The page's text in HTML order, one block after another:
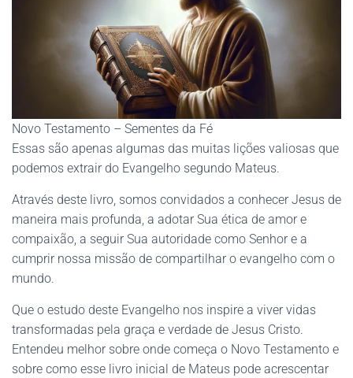
Novo Testamento – Sementes da Fé
Essas são apenas algumas das muitas lições valiosas que
podemos extrair do Evangelho segundo Mateus.
Através deste livro, somos convidados a conhecer Jesus de
maneira mais profunda, a adotar Sua ética de amor e
compaixão, a seguir Sua autoridade como Senhor e a
cumprir nossa missão de compartilhar o evangelho com o
mundo.
Que o estudo deste Evangelho nos inspire a viver vidas
transformadas pela graça e verdade de Jesus Cristo.
Entendeu melhor sobre onde começa o Novo Testamento e
sobre como esse livro inicial de Mateus pode acrescentar